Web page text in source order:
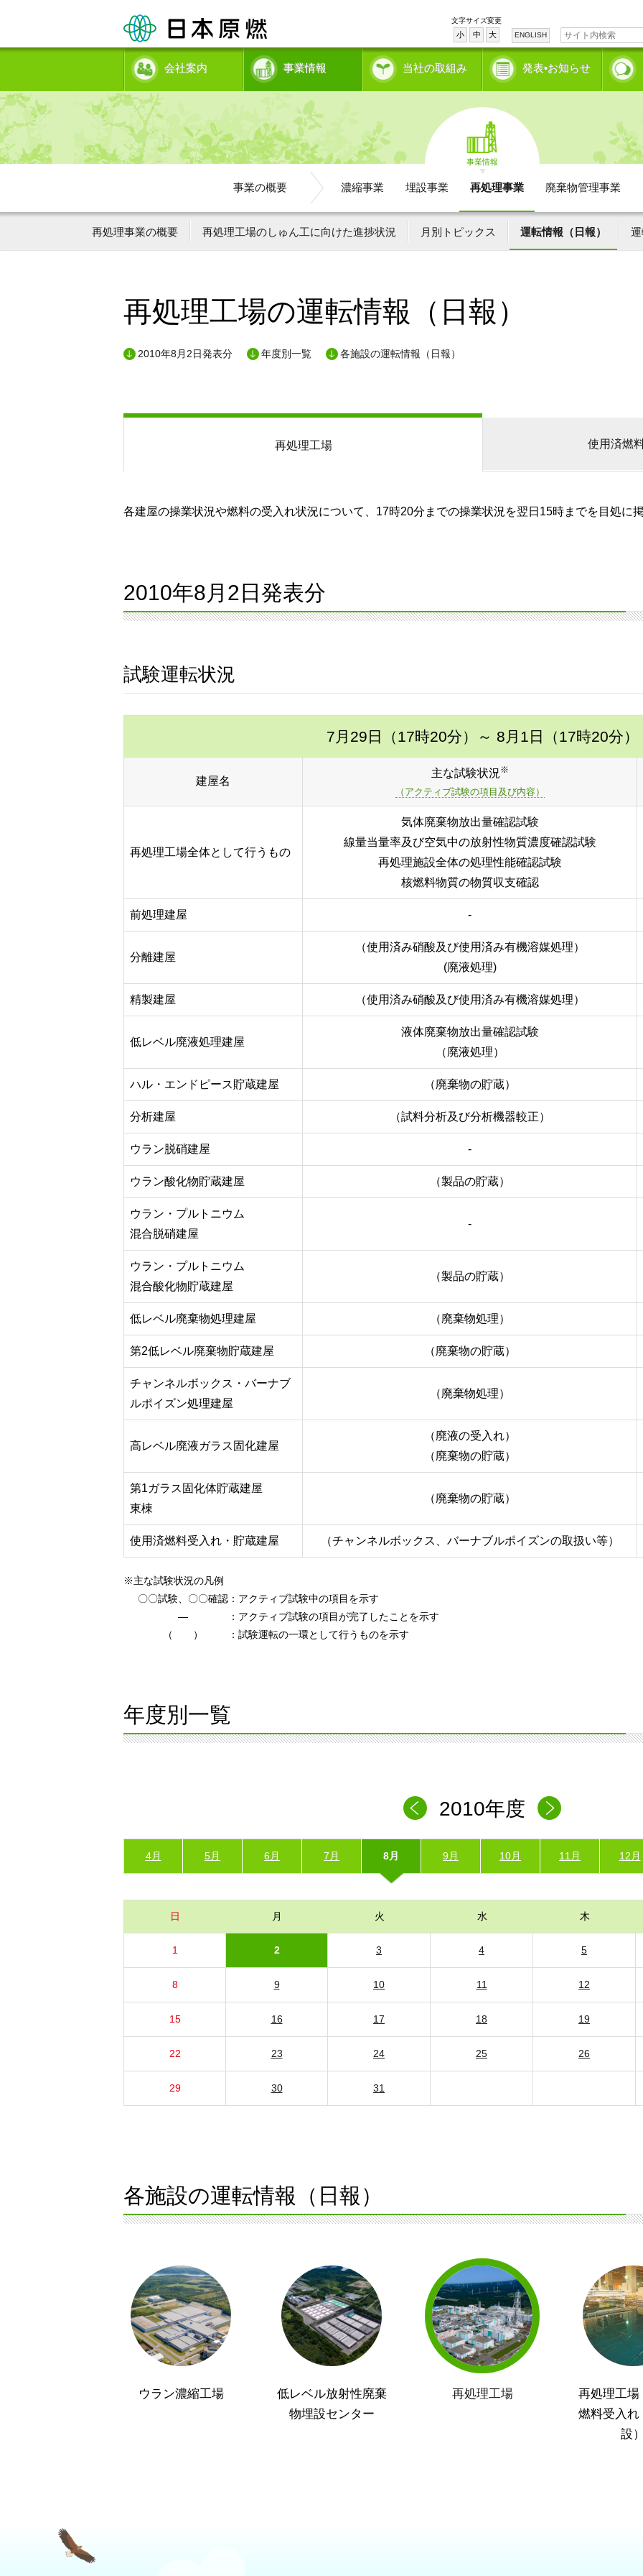
文字サイズ変更
小 中 大 ENGLISH
会社案内 事業情報 当社の取組み 発表•お知らせ
事業情報
事業の概要 濃縮事業 埋設事業 再処理事業 廃棄物管理事業
再処理事業の概要 再処理工場のしゅん工に向けた進捗状況 月別トピックス 運転情報（日報） 運
再処理工場の運転情報（日報）
2010年8月2日発表分 年度別一覧 各施設の運転情報（日報）
再処理工場 使用済燃
各建屋の操業状況や燃料の受入れ状況について、17時20分までの操業状況を翌日15時までを目処に掲
2010年8月2日発表分
試験運転状況
7月29日（17時20分） ～ 8月1日（17時20分）
建屋名
主な試験状況※
（アクティブ試験の項目及び内容）
再処理工場全体として行うもの
気体廃棄物放出量確認試験
線量当量率及び空気中の放射性物質濃度確認試験
再処理施設全体の処理性能確認試験
核燃料物質の物質収支確認
前処理建屋 -
分離建屋
（使用済み硝酸及び使用済み有機溶媒処理）
(廃液処理)
精製建屋 （使用済み硝酸及び使用済み有機溶媒処理）
低レベル廃液処理建屋
液体廃棄物放出量確認試験
（廃液処理）
ハル・エンドピース貯蔵建屋 （廃棄物の貯蔵）
分析建屋 （試料分析及び分析機器較正）
ウラン脱硝建屋 -
ウラン酸化物貯蔵建屋 （製品の貯蔵）
ウラン・プルトニウム
混合脱硝建屋
-
ウラン・プルトニウム
混合酸化物貯蔵建屋
（製品の貯蔵）
低レベル廃棄物処理建屋 （廃棄物処理）
第2低レベル廃棄物貯蔵建屋 （廃棄物の貯蔵）
チャンネルボックス・バーナブ
ルポイズン処理建屋
（廃棄物処理）
高レベル廃液ガラス固化建屋
（廃液の受入れ）
（廃棄物の貯蔵）
第1ガラス固化体貯蔵建屋
東棟
（廃棄物の貯蔵）
使用済燃料受入れ・貯蔵建屋 （チャンネルボックス、バーナブルポイズンの取扱い等）
※主な試験状況の凡例
〇〇試験、〇〇確認 ：アクティブ試験中の項目を示す
―
：アクティブ試験の項目が完了したことを示す
（ ）
：試験運転の一環として行うものを示す
年度別一覧
2010年度
4月 5月 6月 7月 8月 9月 10月 11月 12月
日 月 火 水 木
1 2 3 4 5
8 9 10 11 12
15 16 17 18 19
22 23 24 25 26
29 30 31
各施設の運転情報（日報）
ウラン濃縮工場
低レベル放射性廃棄
物埋設センター
再処理工場
再処理工場
燃料受入れ
設）